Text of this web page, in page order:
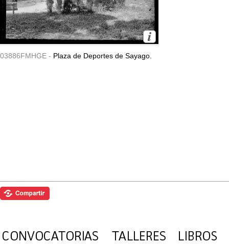
03886FMHGE - Plaza de Deportes de Sayago.